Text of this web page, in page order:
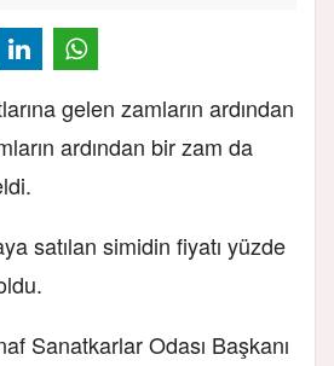
gelen zamların ardından
ardından bir zam da
satılan simidin fiyatı yüzde
Sanatkarlar Odası Başkanı